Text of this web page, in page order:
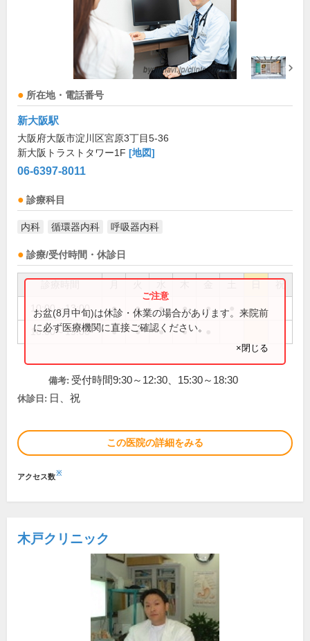
所在地・電話番号
新大阪駅
大阪府大阪市淀川区宮原3丁目5-36
新大阪トラストタワー1F [地図]
06-6397-8011
診療科目
内科 循環器内科 呼吸器内科
診療/受付時間・休診日
祝
10:00～13:00 ● ● ● ● ●
16:00～19:00 ● ● ● ●
お盆(8月中旬)は休診・休業の場合があります。来院前
に必ず医療機関に直接ご確認ください。
×閉じる
備考: 受付時間9:30～12:30、15:30～18:30
休診日: 日、祝
この医院の詳細をみる
アクセス数※
木戸クリニック